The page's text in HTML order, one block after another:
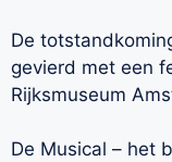
De
gevierd met een
Rijksmuseum
De Musical – het